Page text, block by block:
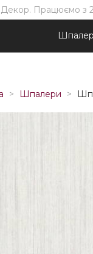
Працюємо з
Шпалери